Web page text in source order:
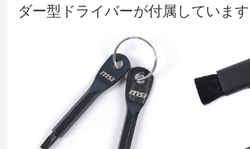
ダー型ドライバーが付属しています